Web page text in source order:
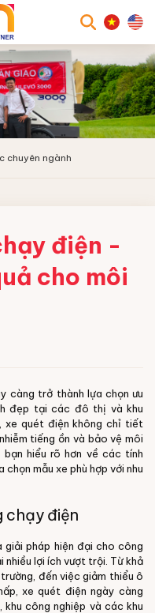
chuyên ngành
điện -
cho môi
càng trở thành lựa chọn ưu
đẹp tại các đô thị và khu
xe quét điện không chỉ tiết
tiếng ồn và bảo vệ môi
hiểu rõ hơn về các tính
mẫu xe phù hợp với nhu
chạy điện
giải pháp hiện đại cho công
nhiều lợi ích vượt trội. Từ khả
đến việc giảm thiểu ô
xe quét điện ngày càng
công nghiệp và các khu